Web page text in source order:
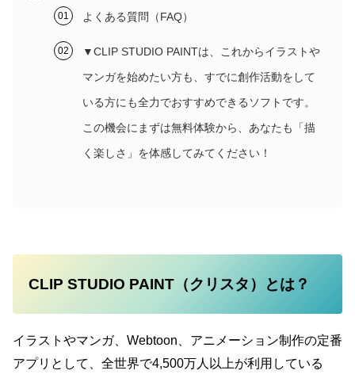
よくある質問（FAQ）
▼CLIP STUDIO PAINTは、これからイラストや
マンガを始めたい方も、すでに創作活動をして
いる方にも全力でおすすめできるソフトです。
この機会にまずは無料体験から、あなたも「描
く楽しさ」を体感してみてください！
CLIP STUDIO PAINT（クリスタ）とは？
イラストやマンガ、Webtoon、アニメーション制作の定番
アプリとして、全世界で4,500万人以上が利用している